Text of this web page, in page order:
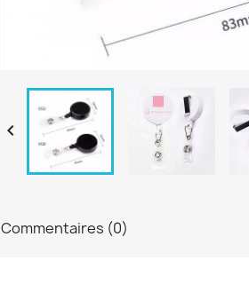

Commentaires (0)